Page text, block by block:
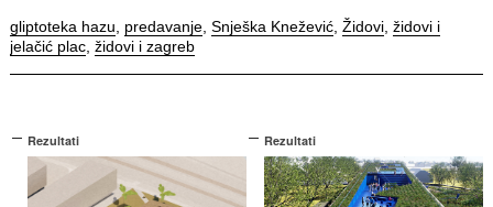
gliptoteka hazu predavanje, Snješka Knežević, Židovi, židovi i
jelačić plac, židovi i zagreb
Rezultati Rezultati